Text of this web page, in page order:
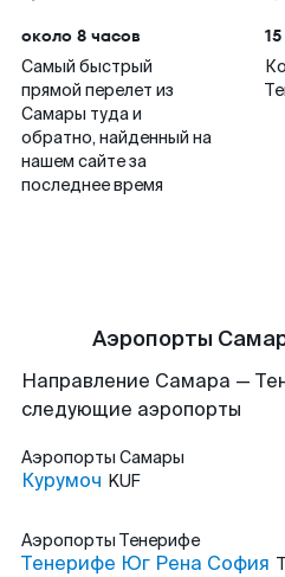
около 8 часов
Самый быстрый
прямой перелет из
Самары туда и
обратно, найденный на
нашем сайте за
последнее время
15
Аэропорты
Направление Самара —
следующие аэропорты
Аэропорты Самары
Курумоч KUF
Аэропорты Тенерифе
Тенерифе Юг Рена София